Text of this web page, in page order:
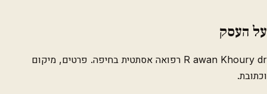
על העסק
R awan Khoury dr רפואה אסתטית בחיפה. פרטים, מיקום
וכתובת.